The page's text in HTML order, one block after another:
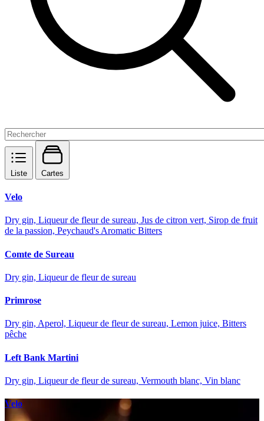
Liste Cartes
Velo
Dry gin, Liqueur de fleur de sureau, Jus de citron vert, Sirop de fruit
de la passion, Peychaud's Aromatic Bitters
Comte de Sureau
Dry gin, Liqueur de fleur de sureau
Primrose
Dry gin, Aperol, Liqueur de fleur de sureau, Lemon juice, Bitters
pêche
Left Bank Martini
Dry gin, Liqueur de fleur de sureau, Vermouth blanc, Vin blanc
Velo